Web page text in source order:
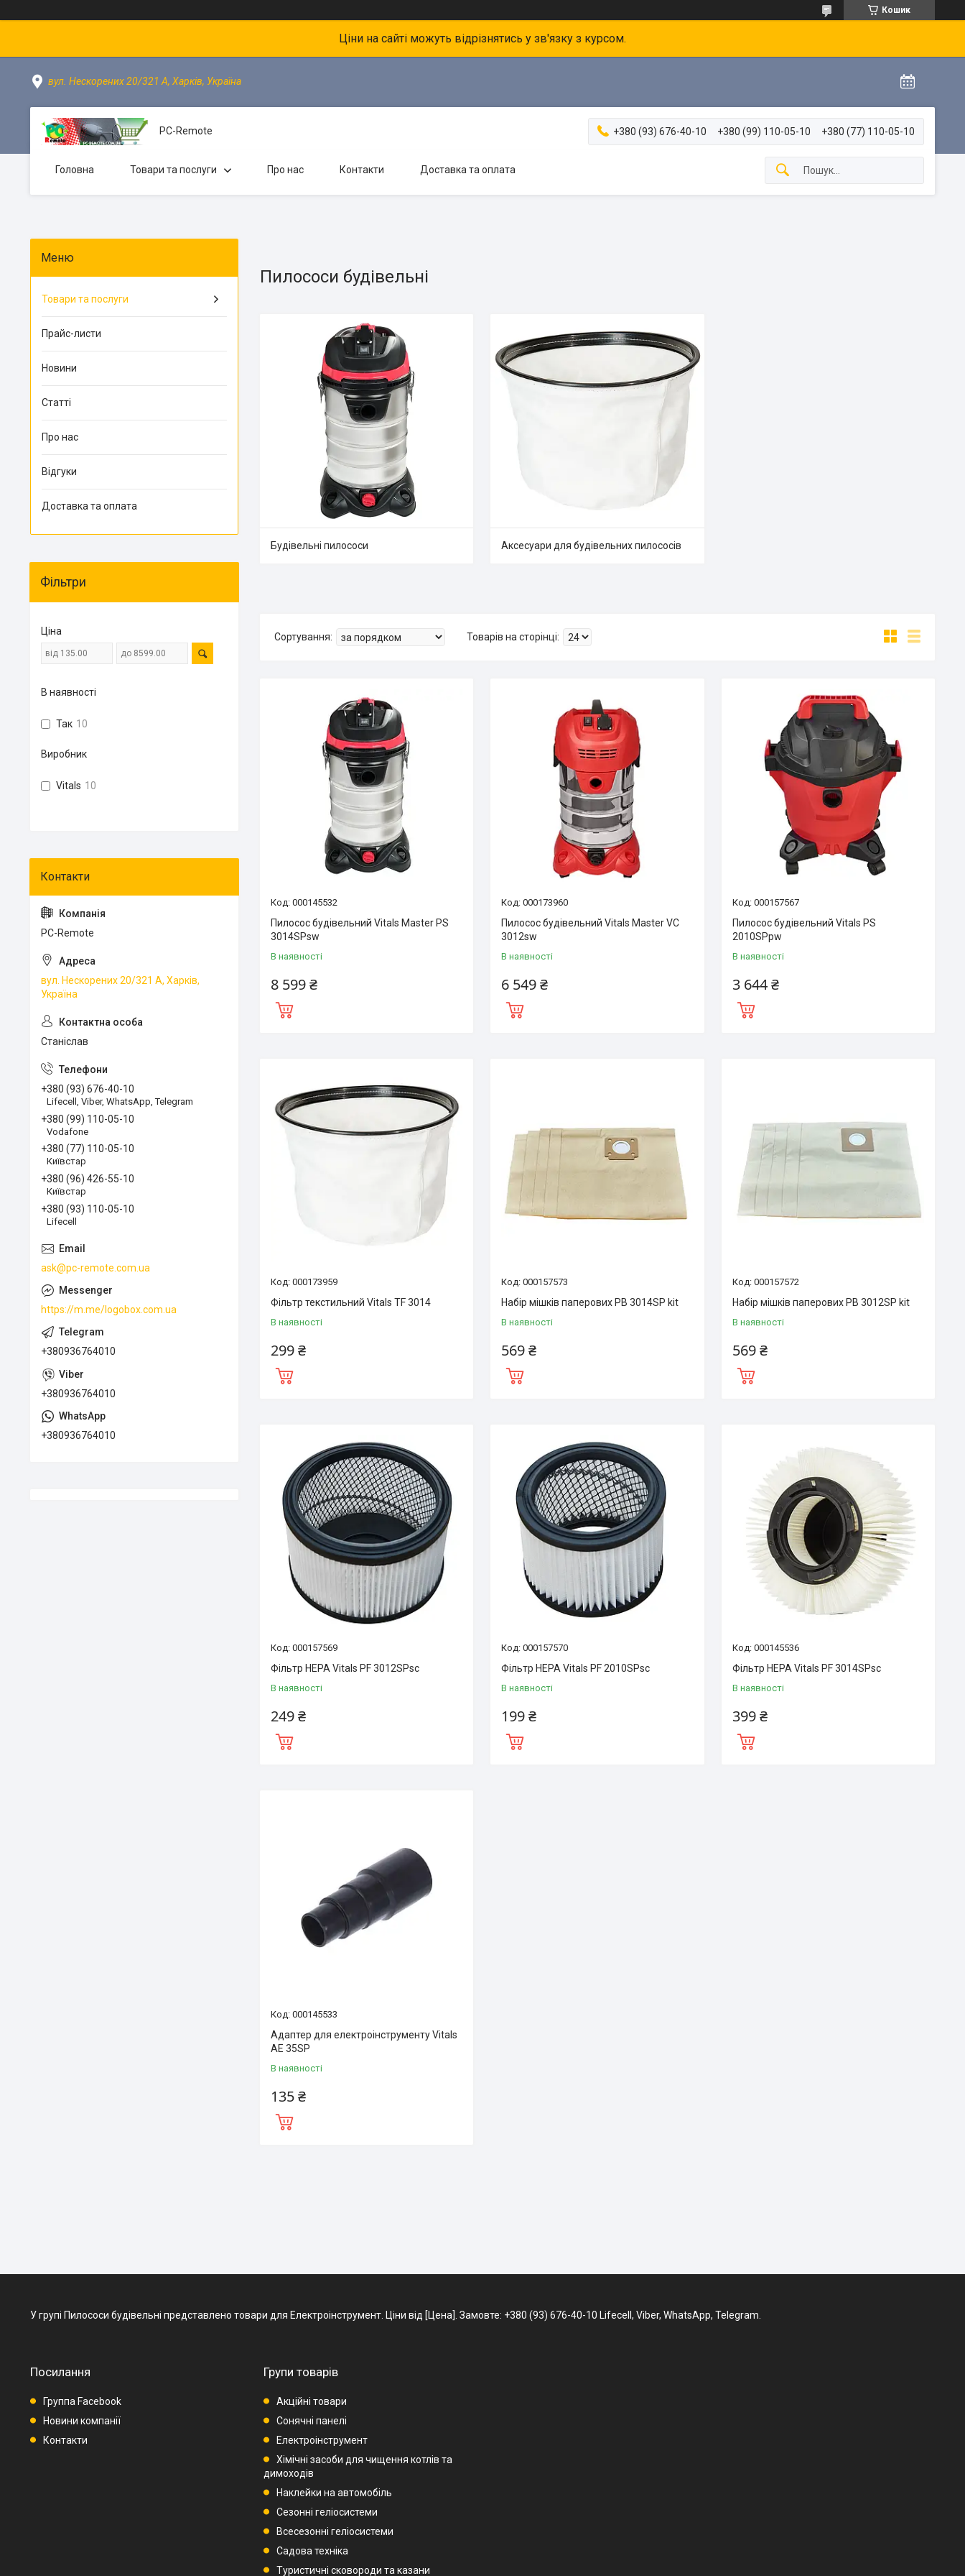
Кошик
Ціни на сайті можуть відрізнятись у зв'язку з курсом.
вул. Нескорених 20/321 А, Харків, Україна
PC-Remote +380 (93) 676-40-10 +380 (99) 110-05-10 +380 (77) 110-05-10
Головна Товари та послуги Про нас Контакти Доставка та оплата
Пилососи будівельні
Будівельні пилососи Аксесуари для будівельних пилососів
000145532
Пилосос будівельний Vitals Master PS
3014SPsw
В наявності
8 599 ₴
000173960
Пилосос будівельний Vitals Master VC
3012sw
В наявності
6 549 ₴
000157567
Пилосос будівельний Vitals PS
2010SPpw
В наявності
3 644 ₴
000173959
Фільтр текстильний Vitals TF 3014
В наявності
299 ₴
000157573
Набір мішків паперових PB 3014SP kit
В наявності
569 ₴
000157572
Набір мішків паперових PB 3012SP kit
В наявності
569 ₴
000157569
Фільтр HEPA Vitals PF 3012SPsc
В наявності
249 ₴
000157570
Фільтр HEPA Vitals PF 2010SPsc
В наявності
199 ₴
000145536
Фільтр HEPA Vitals PF 3014SPsc
В наявності
399 ₴
000145533
Адаптер для електроінструменту Vitals
AE 35SP
В наявності
135 ₴
Товари та послуги
Прайс-листи
Новини
Статті
Про нас
Відгуки
Доставка та оплата
Фільтри
Ціна
В наявності
Так 10
Виробник
Vitals 10
PC-Remote
вул. Нескорених 20/321 А, Харків,
Україна
Станіслав
+380 (93) 676-40-10
Lifecell, Viber, WhatsApp, Telegram
+380 (99) 110-05-10
Vodafone
+380 (77) 110-05-10
Київстар
+380 (96) 426-55-10
Київстар
+380 (93) 110-05-10
Lifecell
ask@pc-remote.com.ua
https://m.me/logobox.com.ua
+380936764010
+380936764010
+380936764010
У групі Пилососи будівельні представлено товари для Електроінструмент. Ціни від [Цена]. Замовте: +380 (93) 676-40-10 Lifecell, Viber, WhatsApp, Telegram.
Посилання
Группа Facebook
Новини компанії
Контакти
Групи товарів
Акційні товари
Сонячні панелі
Електроінструмент
Хімічні засоби для чищення котлів та
димоходів
Наклейки на автомобіль
Сезонні геліосистеми
Всесезонні геліосистеми
Садова техніка
Туристичні сковороди та казани